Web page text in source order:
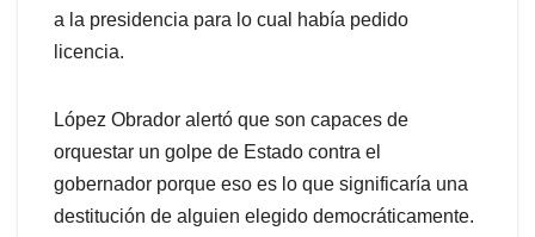
a la presidencia para lo cual había pedido
licencia.
López Obrador alertó que son capaces de
orquestar un golpe de Estado contra el
gobernador porque eso es lo que significaría una
destitución de alguien elegido democráticamente.